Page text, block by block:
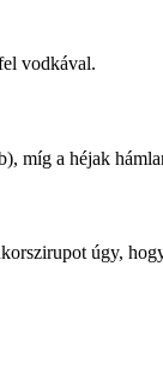
vodkával.
míg a héjak
úgy,